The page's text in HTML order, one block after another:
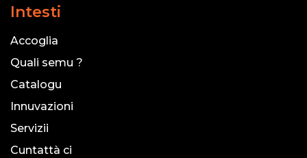
Intesti
Accoglia
Quali semu ?
Catalogu
Innuvazioni
Servizii
Cuntattà ci